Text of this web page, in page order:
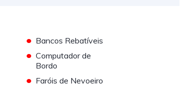
• Bancos Rebatíveis
• Computador de
Bordo
• Faróis de Nevoeiro